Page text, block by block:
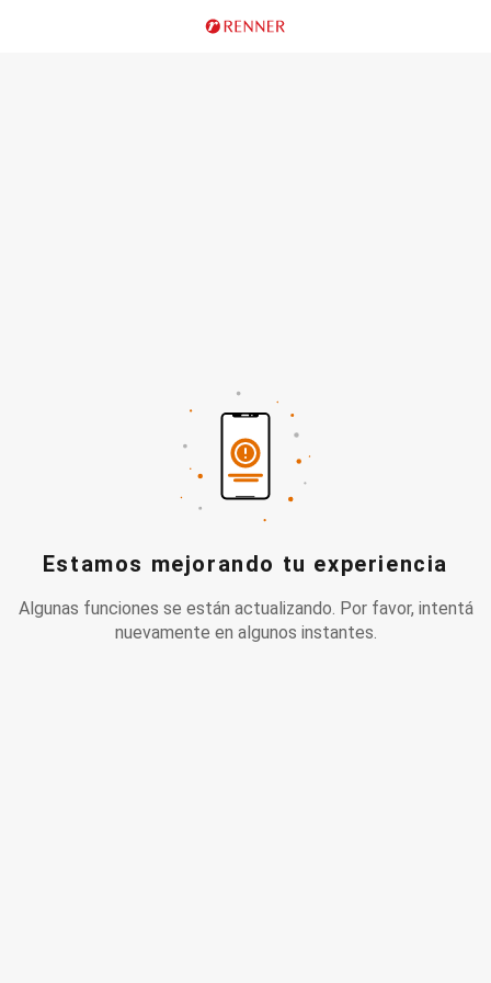
Estamos mejorando tu experiencia
Algunas funciones se están actualizando. Por favor, intentá
nuevamente en algunos instantes.